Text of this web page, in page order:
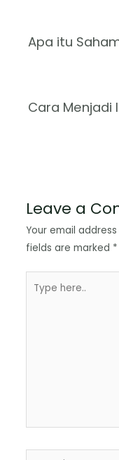
Apa itu
Cara Menjadi
Leave a
Your email
fields are marked *